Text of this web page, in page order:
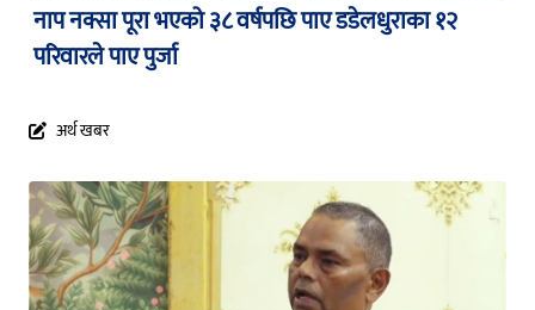
नाप नक्सा पूरा भएको ३८ वर्षपछि पाए डडेलधुराका १२
परिवारले पाए पुर्जा
अर्थ खबर